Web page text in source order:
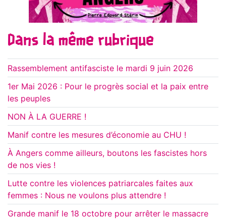
Dans la même rubrique
Rassemblement antifasciste le mardi 9 juin 2026
1er Mai 2026 : Pour le progrès social et la paix entre
les peuples
NON À LA GUERRE !
Manif contre les mesures d’économie au CHU !
À Angers comme ailleurs, boutons les fascistes hors
de nos vies !
Lutte contre les violences patriarcales faites aux
femmes : Nous ne voulons plus attendre !
Grande manif le 18 octobre pour arrêter le massacre